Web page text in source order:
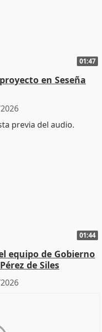
01:47
en Seseña
01:44
equipo de Gobierno
de Siles